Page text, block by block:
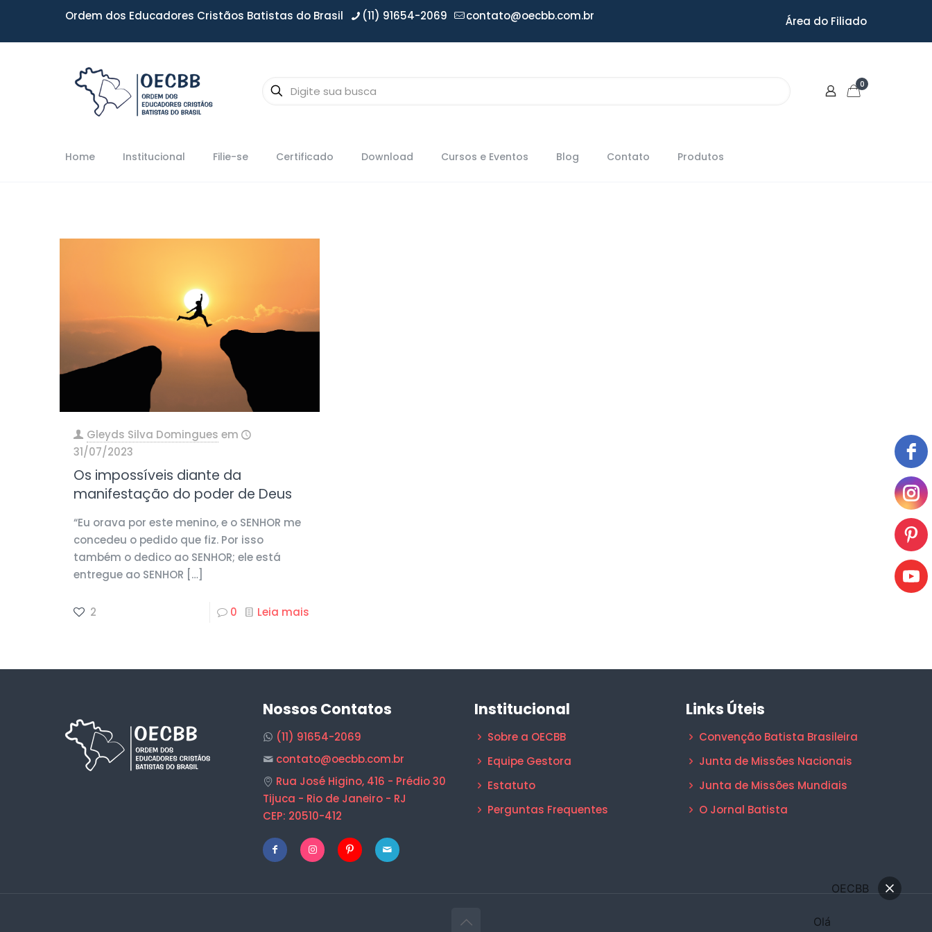
Ordem dos Educadores Cristãos Batistas do Brasil (11) 91654-2069 contato@oecbb.com.br Área do Filiado
0
Home Institucional Filie-se Certificado Download Cursos e Eventos Blog Contato Produtos
Gleyds Silva Domingues em
31/07/2023
Os impossíveis diante da
manifestação do poder de Deus
“Eu orava por este menino, e o SENHOR me
concedeu o pedido que fiz. Por isso
também o dedico ao SENHOR; ele está
entregue ao SENHOR […]
2 0 Leia mais
Nossos Contatos
(11) 91654-2069
contato@oecbb.com.br
Rua José Higino, 416 - Prédio 30
Tijuca - Rio de Janeiro - RJ
CEP: 20510-412
Institucional
Sobre a OECBB
Equipe Gestora
Estatuto
Perguntas Frequentes
Links Úteis
Convenção Batista Brasileira
Junta de Missões Nacionais
Junta de Missões Mundiais
O Jornal Batista
OECBB
Olá